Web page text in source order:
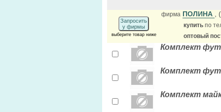
Запросить
у фирмы
выберите товар ниже
фирма ПОЛИНА
купить по
оптовый
Комплект
Комплект
Комплект